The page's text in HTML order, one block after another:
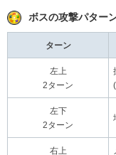
ボスの攻撃パター
ターン
左上
2ターン
左下
2ターン
右上